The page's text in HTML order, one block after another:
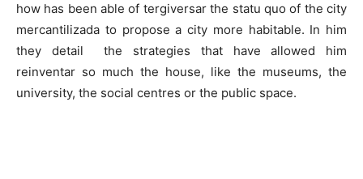
how has been able of tergiversar the statu quo of the city
mercantilizada to propose a city more habitable. In him
they detail the strategies that have allowed him
reinventar so much the house, like the museums, the
university, the social centres or the public space.